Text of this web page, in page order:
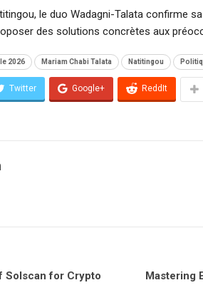
le duo Wadagni-Talata confirme
des solutions concrètes aux
2026 Mariam Chabi Talata Natitingou
Twitter Google+ ReddIt
Solscan for Crypto
Mastering